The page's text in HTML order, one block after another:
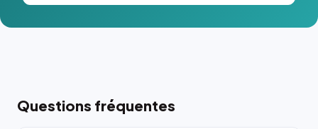
Questions fréquentes